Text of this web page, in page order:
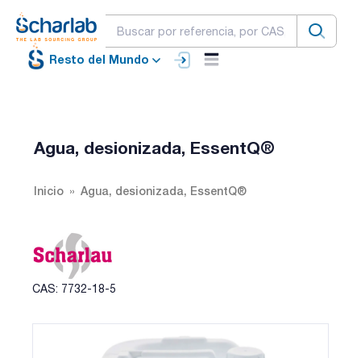
Resto del Mundo
Agua, desionizada, EssentQ®
Inicio Agua, desionizada, EssentQ®
CAS: 7732-18-5